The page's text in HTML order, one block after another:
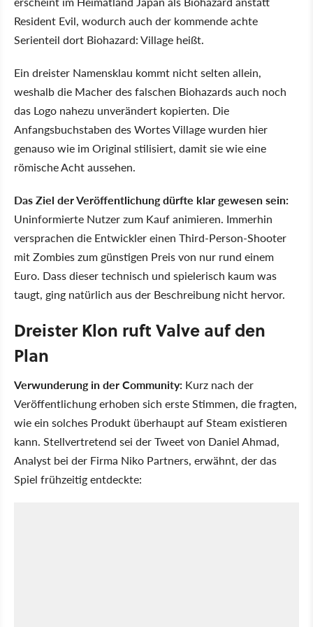
Resident Evil, wodurch auch der kommende achte
Serienteil dort Biohazard: Village heißt.
Ein dreister Namensklau kommt nicht selten allein,
weshalb die Macher des falschen Biohazards auch noch
das Logo nahezu unverändert kopierten. Die
Anfangsbuchstaben des Wortes Village wurden hier
genauso wie im Original stilisiert, damit sie wie eine
römische Acht aussehen.
Das Ziel der Veröffentlichung dürfte klar gewesen sein:
Uninformierte Nutzer zum Kauf animieren. Immerhin
versprachen die Entwickler einen Third-Person-Shooter
mit Zombies zum günstigen Preis von nur rund einem
Euro. Dass dieser technisch und spielerisch kaum was
taugt, ging natürlich aus der Beschreibung nicht hervor.
Dreister Klon ruft Valve auf den
Plan
Verwunderung in der Community: Kurz nach der
Veröffentlichung erhoben sich erste Stimmen, die fragten,
wie ein solches Produkt überhaupt auf Steam existieren
kann. Stellvertretend sei der Tweet von Daniel Ahmad,
Analyst bei der Firma Niko Partners, erwähnt, der das
Spiel frühzeitig entdeckte: